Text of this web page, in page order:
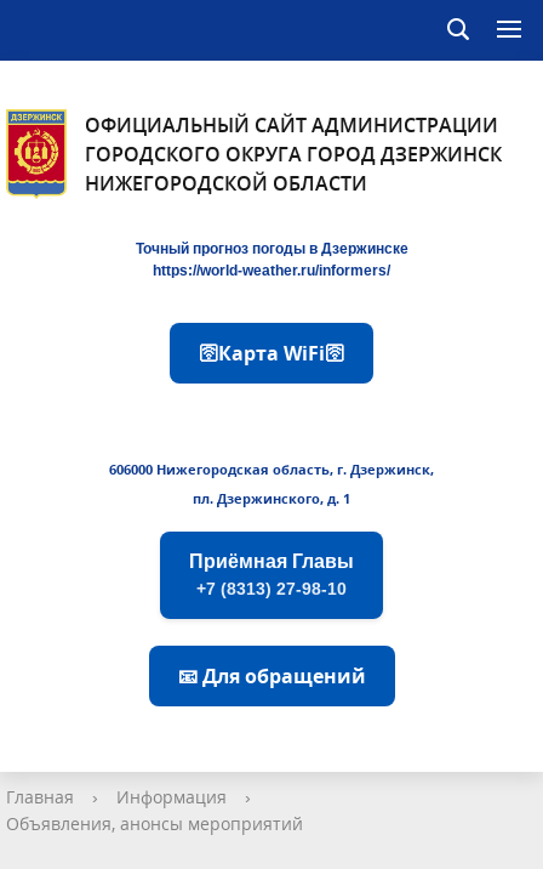
ОФИЦИАЛЬНЫЙ САЙТ АДМИНИСТРАЦИИ
ГОРОДСКОГО ОКРУГА ГОРОД ДЗЕРЖИНСК
НИЖЕГОРОДСКОЙ ОБЛАСТИ
Точный прогноз погоды в Дзержинске
https://world-weather.ru/informers/
🛜Карта WiFi🛜
606000 Нижегородская область, г. Дзержинск,
пл. Дзержинского, д. 1
Приёмная Главы
+7 (8313) 27-98-10
📧 Для обращений
Главная › Информация
›
Объявления, анонсы мероприятий